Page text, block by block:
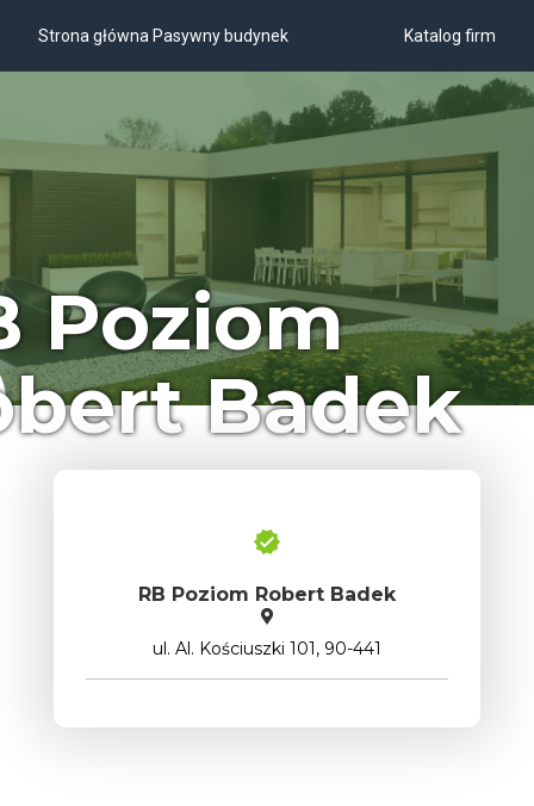
Strona główna Pasywny budynek Katalog firm
Poziom
Badek
RB Poziom Robert Badek
ul. Al. Kościuszki 101, 90-441